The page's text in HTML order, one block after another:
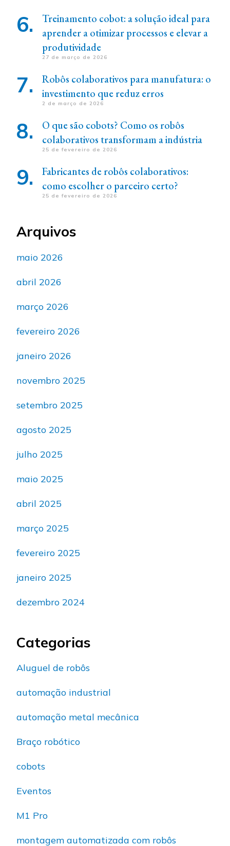
Treinamento cobot: a solução ideal para
aprender a otimizar processos e elevar a
produtividade
27 de março de 2026
Robôs colaborativos para manufatura: o
investimento que reduz erros
2 de março de 2026
O que são cobots? Como os robôs
colaborativos transformam a indústria
25 de fevereiro de 2026
Fabricantes de robôs colaborativos:
como escolher o parceiro certo?
25 de fevereiro de 2026
Arquivos
maio 2026
abril 2026
março 2026
fevereiro 2026
janeiro 2026
novembro 2025
setembro 2025
agosto 2025
julho 2025
maio 2025
abril 2025
março 2025
fevereiro 2025
janeiro 2025
dezembro 2024
Categorias
Aluguel de robôs
automação industrial
automação metal mecânica
Braço robótico
cobots
Eventos
M1 Pro
montagem automatizada com robôs